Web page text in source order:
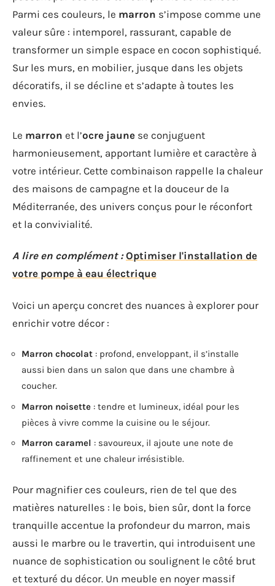
Parmi ces couleurs, le marron s’impose comme une
valeur sûre : intemporel, rassurant, capable de
transformer un simple espace en cocon sophistiqué.
Sur les murs, en mobilier, jusque dans les objets
décoratifs, il se décline et s’adapte à toutes les
envies.
Le marron et l’ocre jaune se conjuguent
harmonieusement, apportant lumière et caractère à
votre intérieur. Cette combinaison rappelle la chaleur
des maisons de campagne et la douceur de la
Méditerranée, des univers conçus pour le réconfort
et la convivialité.
A lire en complément : Optimiser l'installation de
votre pompe à eau électrique
Voici un aperçu concret des nuances à explorer pour
enrichir votre décor :
Marron chocolat : profond, enveloppant, il s’installe
aussi bien dans un salon que dans une chambre à
coucher.
Marron noisette : tendre et lumineux, idéal pour les
pièces à vivre comme la cuisine ou le séjour.
Marron caramel : savoureux, il ajoute une note de
raffinement et une chaleur irrésistible.
Pour magnifier ces couleurs, rien de tel que des
matières naturelles : le bois, bien sûr, dont la force
tranquille accentue la profondeur du marron, mais
aussi le marbre ou le travertin, qui introduisent une
nuance de sophistication ou soulignent le côté brut
et texturé du décor. Un meuble en noyer massif